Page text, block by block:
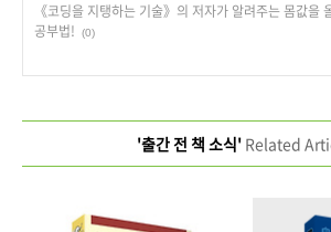
《코딩을 지탱하는 기술》의 저자가 알려주는 몸값을
공부법!
(0)
'출간 전 책 소식'Related